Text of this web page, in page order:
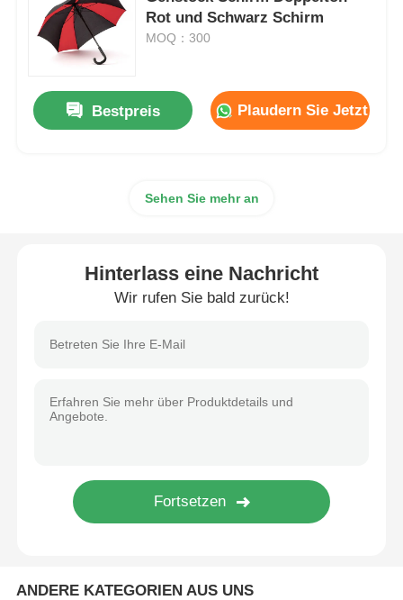
Wanderschirme
Kompakte Regenschirme
Automatisch geöffnete Regenschirme
Kinderschirme
Rot und Schwarz Schirm
MOQ：300
Bestpreis Plaudern Sie Jetzt
Sehen Sie mehr an
Hinterlass eine Nachricht
Wir rufen Sie bald zurück!
ANDERE KATEGORIEN AUS UNS